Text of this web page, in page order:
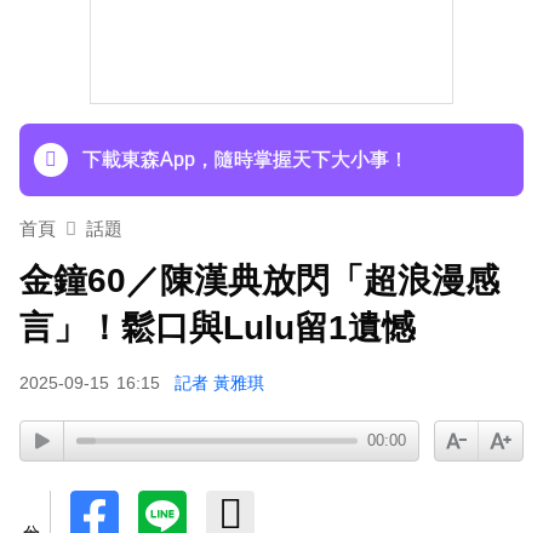
下載東森App，隨時掌握天下大小事！
《半澤直樹》男星宣布再婚！迎新生命雙喜臨門
首頁 話題
金鐘60／陳漢典放閃「超浪漫感
言」！鬆口與Lulu留1遺憾
2025-09-15 16:15 記者 黃雅琪
00:00